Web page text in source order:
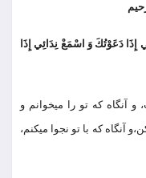
دَعَوْتُكَ وَ اسْمَعْ نِدَائِي إِذَا
آنگاه كه تو را مي‏خوانم و
آنگاه كه با تو نجوا مي‏كنم،